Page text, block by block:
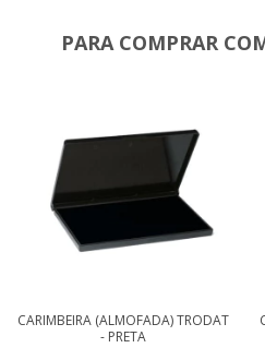
PARA COMPRAR
CARIMBEIRA (ALMOFADA) TRODAT
- PRETA